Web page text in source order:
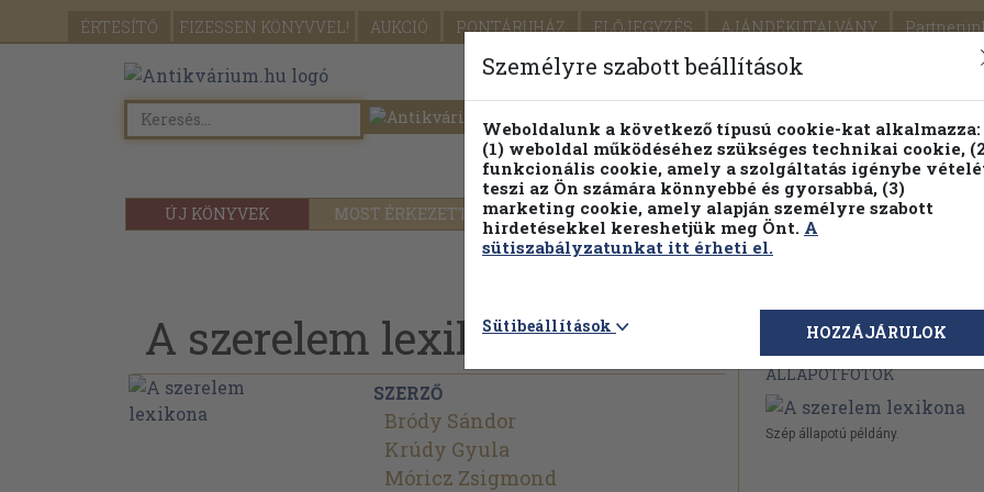
ÉRTESÍTŐ FIZESSEN KÖNYVVEL! AUKCIÓ PONTÁRUHÁZ ELŐJEGYZÉS AJÁNDÉKUTALVÁNY
SEGÍTSÉG
ÚJ KÖNYVEK MOST ÉRKEZETT PILLANATNYI ÁRAINK FENNTARTHATÓ
Részletes kereső Témaköri fa
A szerelem lexikona
SZERZŐ
Bródy Sándor
Krúdy Gyula
Móricz Zsigmond
Megvásárolható
ÁLLAPOTFOTÓK
Szép állapotú példány.
Személyre szabott beállítások
Weboldalunk a következő típusú cookie-kat alkalmazza:
(1) weboldal működéséhez szükséges technikai cookie,
funkcionális cookie, amely a szolgáltatás igénybe
teszi az Ön számára könnyebbé és gyorsabbá, (3)
marketing cookie, amely alapján személyre szabott
hirdetésekkel kereshetjük meg Önt. A
sütiszabályzatunkat itt érheti el.
Sütibeállítások HOZZÁJÁRULOK